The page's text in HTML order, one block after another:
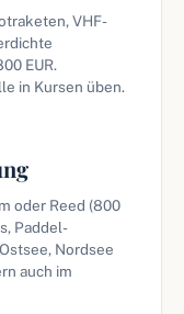
VHF-
EUR.
in Kursen üben.
oder Reed (800
Paddel-
Nordsee
auch im